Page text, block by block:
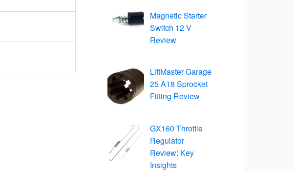
Magnetic Starter
Switch 12 V
Review
LiftMaster Garage
25 A18 Sprocket
Fitting Review
GX160 Throttle
Regulator
Review: Key
Insights